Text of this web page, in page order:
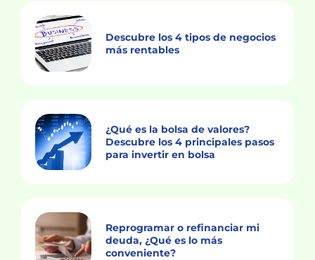
Descubre los 4 tipos de negocios
más rentables
¿Qué es la bolsa de valores?
Descubre los 4 principales pasos
para invertir en bolsa
Reprogramar o refinanciar mi
deuda, ¿Qué es lo más
conveniente?